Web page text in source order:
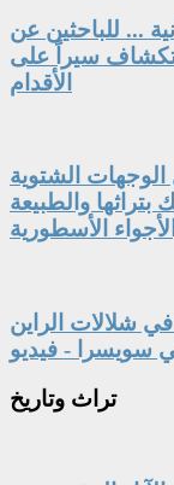
... للباحثين عن
سيراً على
الأقدام
الشتوية
والطبيعة
في شلالات الراين
سويسرا - فيديو
تراث وتاريخ